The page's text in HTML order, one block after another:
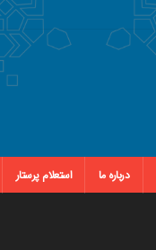
درباره ما استعلام پرستار